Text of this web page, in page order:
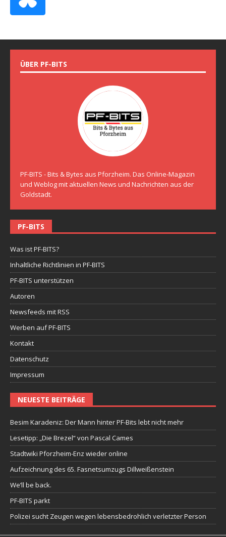
ÜBER PF-BITS
PF-BITS - Bits & Bytes aus Pforzheim. Das Online-Magazin
und Weblog mit aktuellen News und Nachrichten aus der
Goldstadt.
PF-BITS
Was ist PF-BITS?
Inhaltliche Richtlinien in PF-BITS
PF-BITS unterstützen
Autoren
Newsfeeds mit RSS
Werben auf PF-BITS
Kontakt
Datenschutz
Impressum
NEUESTE BEITRÄGE
Besim Karadeniz: Der Mann hinter PF-Bits lebt nicht mehr
Lesetipp: „Die Brezel“ von Pascal Cames
Stadtwiki Pforzheim-Enz wieder online
Aufzeichnung des 65. Fasnetsumzugs Dillweißenstein
We’ll be back.
PF-BITS parkt
Polizei sucht Zeugen wegen lebensbedrohlich verletzter Person